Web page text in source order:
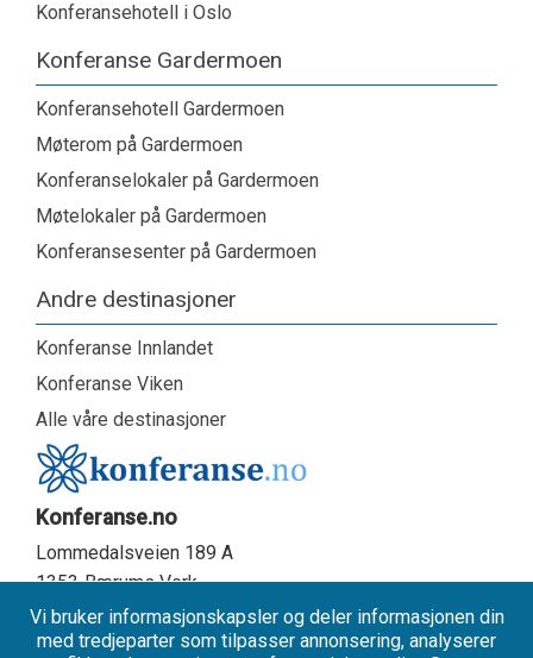
Konferansehotell i Oslo
Konferanse Gardermoen
Konferansehotell Gardermoen
Møterom på Gardermoen
Konferanselokaler på Gardermoen
Møtelokaler på Gardermoen
Konferansesenter på Gardermoen
Andre destinasjoner
Konferanse Innlandet
Konferanse Viken
Alle våre destinasjoner
Konferanse.no
Lommedalsveien 189 A
1353 Bærums Verk
Tel:+47 67 13 43 00
E-mail:post@konferanse.no
Vi bruker informasjonskapsler og deler informasjonen din
med tredjeparter som tilpasser annonsering, analyserer